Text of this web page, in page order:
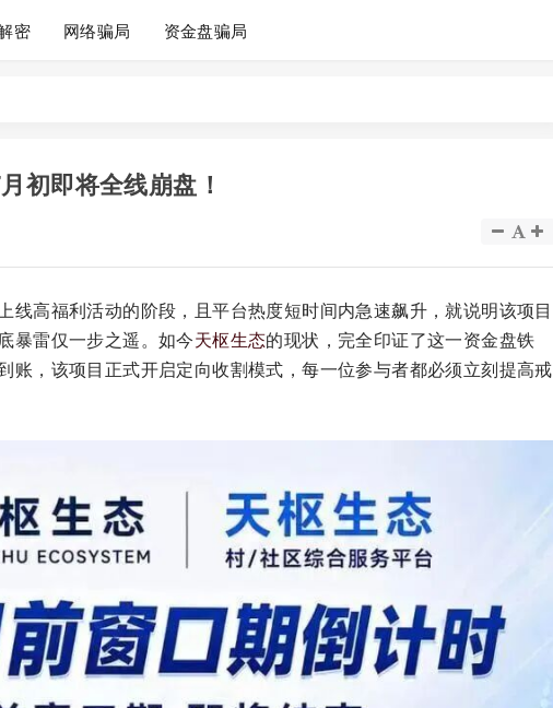
密 网络骗局 资金盘骗局
初即将全线崩盘！
高福利活动的阶段，且平台热度短时间内急速飙升，就说明该项目
暴雷仅一步之遥。如今天枢生态的现状，完全印证了这一资金盘铁
账，该项目正式开启定向收割模式，每一位参与者都必须立刻提高戒